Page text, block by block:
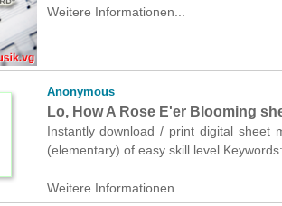
Weitere Informationen...
Anonymous
Lo, How A Rose E'er Blooming
Instantly download / print digital sheet
(elementary) of easy skill
Weitere Informationen...